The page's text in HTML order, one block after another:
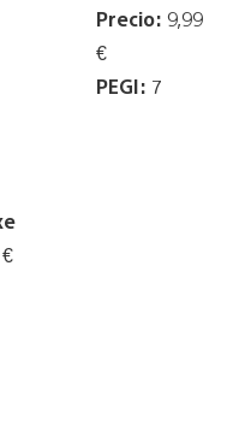
Precio: 9,99
€
PEGI: 7